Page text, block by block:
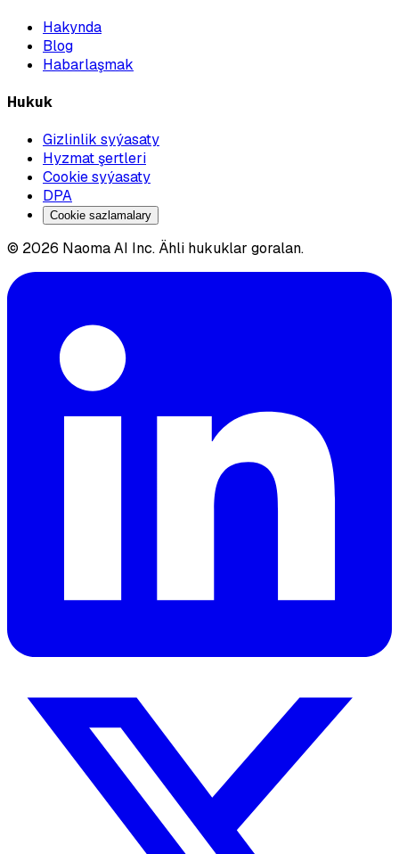
Hakynda
Blog
Habarlaşmak
Hukuk
Gizlinlik syýasaty
Hyzmat şertleri
Cookie syýasaty
DPA
Cookie sazlamalary
© 2026 Naoma AI Inc. Ähli hukuklar goralan.